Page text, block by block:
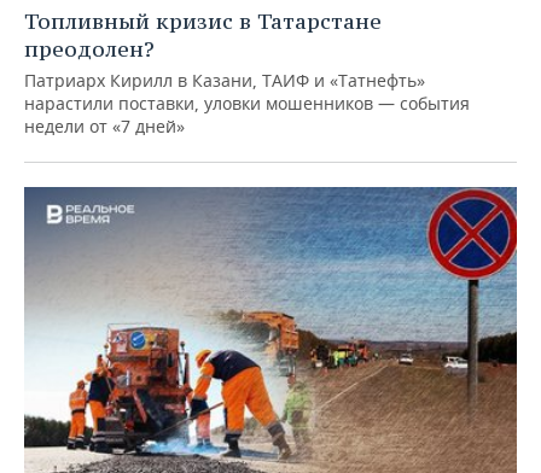
Топливный кризис в Татарстане
преодолен?
Патриарх Кирилл в Казани, ТАИФ и «Татнефть»
нарастили поставки, уловки мошенников — события
недели от «7 дней»